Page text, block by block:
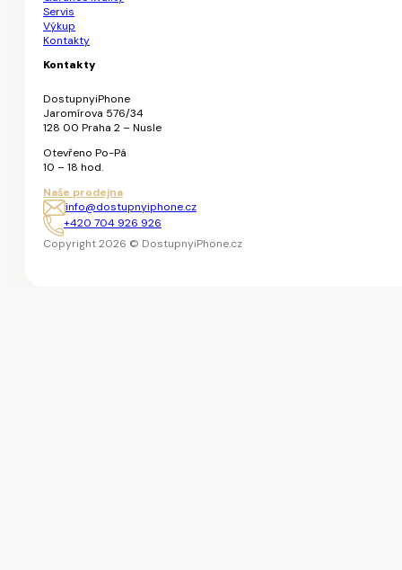
Servis
Výkup
Kontakty
Kontakty
DostupnyiPhone
Jaromírova 576/34
128 00 Praha 2 – Nusle
Otevřeno Po-Pá
10 – 18 hod.
Naše prodejna
info@dostupnyiphone.cz
+420 704 926 926
Copyright 2026 © DostupnyiPhone.cz